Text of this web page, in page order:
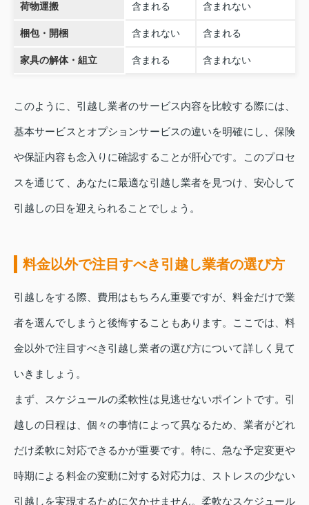
荷物運搬 含まれる 含まれない
梱包・開梱 含まれない 含まれる
家具の解体・組立 含まれる 含まれない
このように、引越し業者のサービス内容を比較する際には、
基本サービスとオプションサービスの違いを明確にし、保険
や保証内容も念入りに確認することが肝心です。このプロセ
スを通じて、あなたに最適な引越し業者を見つけ、安心して
引越しの日を迎えられることでしょう。
料金以外で注目すべき引越し業者の選び方
引越しをする際、費用はもちろん重要ですが、料金だけで業
者を選んでしまうと後悔することもあります。ここでは、料
金以外で注目すべき引越し業者の選び方について詳しく見て
いきましょう。
まず、スケジュールの柔軟性は見逃せないポイントです。引
越しの日程は、個々の事情によって異なるため、業者がどれ
だけ柔軟に対応できるかが重要です。特に、急な予定変更や
時期による料金の変動に対する対応力は、ストレスの少ない
引越しを実現するために欠かせません。柔軟なスケジュール